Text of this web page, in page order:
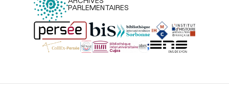
PARLEMENTAIRES
Menu